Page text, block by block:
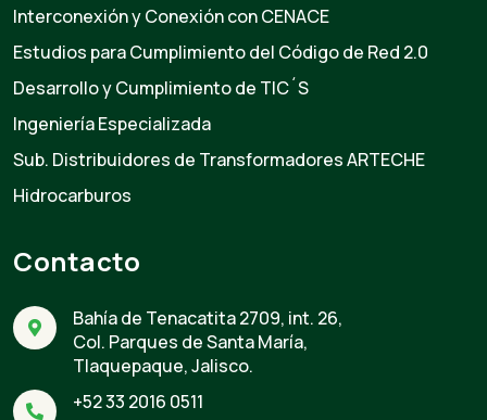
Interconexión y Conexión con CENACE
Estudios para Cumplimiento del Código de Red 2.0
Desarrollo y Cumplimiento de TIC´S
Ingeniería Especializada
Sub. Distribuidores de Transformadores ARTECHE
Hidrocarburos
Contacto
Bahía de Tenacatita 2709, int. 26,
Col. Parques de Santa María,
Tlaquepaque, Jalisco.
+52 33 2016 0511